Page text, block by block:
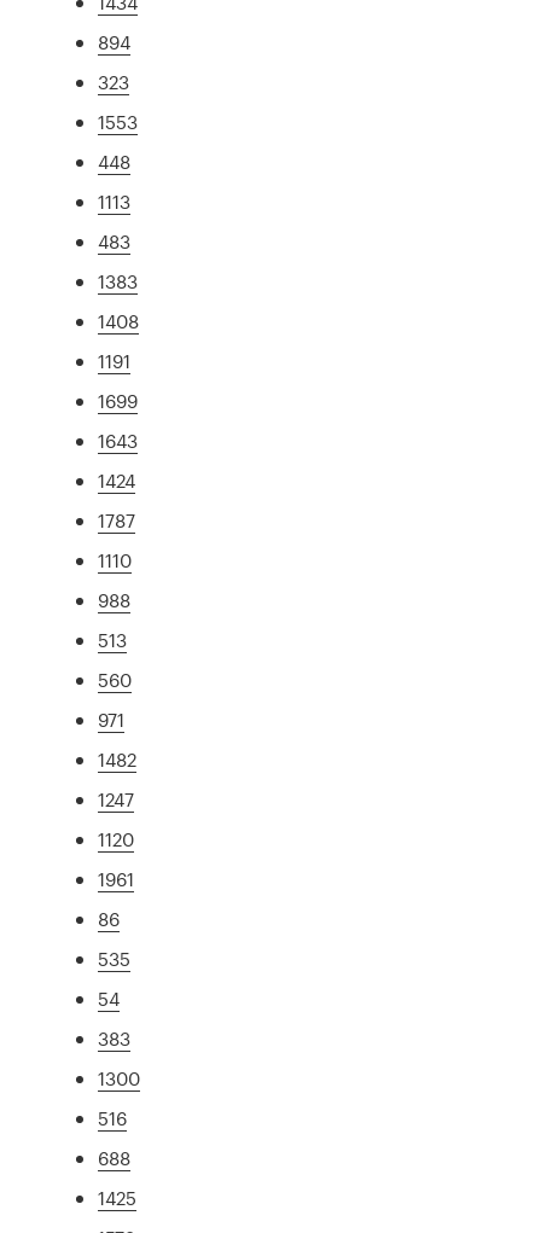
894
323
1553
448
1113
483
1383
1408
1191
1699
1643
1424
1787
1110
988
513
560
971
1482
1247
1120
1961
86
535
54
383
1300
516
688
1425